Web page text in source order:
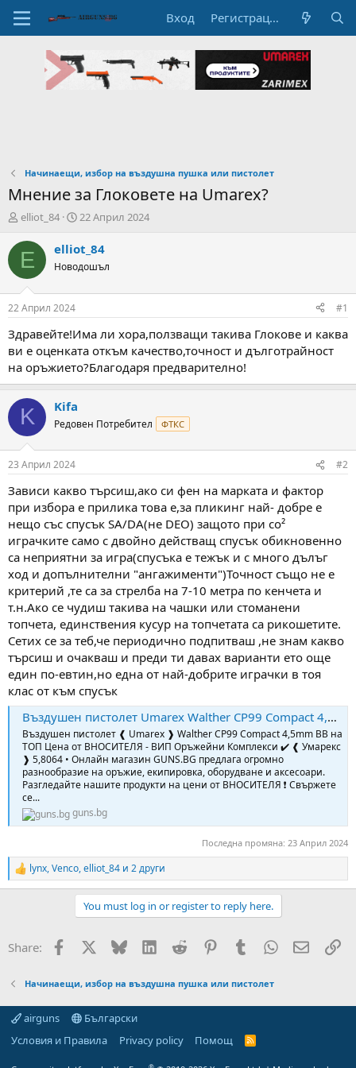
Вход Регистрация
Начинаещи, избор на въздушна пушка или пистолет
Мнение за Глоковете на Umarex?
А
т
о
н
а
т
е
м
а
т
а
elliot_84
Н
ч
л
Д
а
а
22 Април 2024
E elliot_84
Новодошъл
22 Април 2024 #1
Здравейте!Има ли хора,ползващи такива Глокове и каква
ви е оценката откъм качество,точност и дълготрайност
на оръжието?Благодаря предварително!
K Kifa
Редовен Потребител ФТКС
23 Април 2024 #2
Зависи какво търсиш,ако си фен на марката и фактор
при избора е прилика това е,за пликинг най- добре е
нещо със спусък SA/DA(не DEO) защото при со²
играчките само с двойно действащ спусък обикновенно
са неприятни за игра(спусъка е тежък и с много дълъг
ход и допълнителни "ангажименти")Точност също не е
критерий ,те са за стрелба на 7-10 метра по кенчета и
т.н.Ако се чудиш такива на чашки или стоманени
топчета, единствения кусур на топчетата са рикошетите.
Сетих се за теб,че периодично подпитваш ,не знам какво
търсиш и очакваш и преди ти давах варианти ето още
един по-евтин,но една от най-добрите играчки в тоя
клас от към спусък
Въздушен пистолет Umarex Walther CP99 Compact 4,5mm BB
Въздушен пистолет ❰ Umarex ❱ Walther CP99 Compact 4,5mm BB на
ТОП Цена от ВНОСИТЕЛЯ - ВИП Оръжейни Комплекси ✔️ ❰ Умарекс
❱ 5,8064 • Онлайн магазин GUNS.BG предлага огромно
разнообразие на оръжие, екипировка, оборудване и аксесоари.
Разгледайте нашите продукти на цени от ВНОСИТЕЛЯ ❗ Свържете
се...
guns.bg
Последна промяна: 23 Април 2024
R
e
o
:
lynx,Venco,elliot_84 и 2 други
You must log in or register to reply here.
Share: Facebook Bluesky LinkedInReddit PinterestTumblrWhatsApp
Email
Начинаещи, избор на въздушна пушка или пистолет
airguns
Български
Условия и Правила
Privacy policy Помощ
R